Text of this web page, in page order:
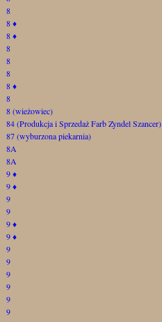
8
8♦
8♦
8
8
8
8♦
8
8 (wieżowiec)
84 (Produkcja i Sprzedaż Farb Zyndel Szancer)
87 (wyburzona piekarnia)
8A
8A
9♦
9♦
9
9
9♦
9♦
9
9
9
9
9
9